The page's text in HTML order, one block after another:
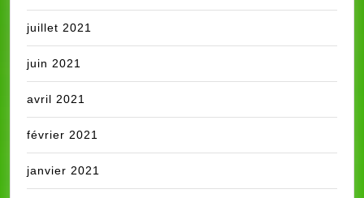
juillet 2021
juin 2021
avril 2021
février 2021
janvier 2021